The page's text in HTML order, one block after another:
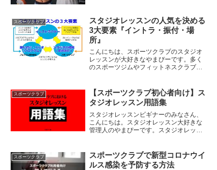
ポーツクラブにも、実際に通い始めると
遭遇する恐ろしい罠が潜ん...
スポーツクラブ
スタジオレッスンの人気を決める
3大要素『イントラ・振付・場
所』
こんにちは、スポーツクラブのスタジオ
レッスンが大好きなやまぴーです。多く
のスポーツジムやフィットネスクラブで
と抜け出せなくなるほどの魅力がありま
す。スタジオプログラムの...
スポーツクラブ
【スポーツクラブ初心者向け】ス
タジオレッスン用語集
スタジオレッスンビギナーのみなさん、
こんにちは。スタジオレッスン大好きな
管理人のやまぴーです。スタジオレッス
で、やまぴーが『覚えておいたほうがい
い』言葉を50音順にまとめ...
スポーツクラブ
スポーツクラブで新型コロナウイ
ルス感染を予防する方法